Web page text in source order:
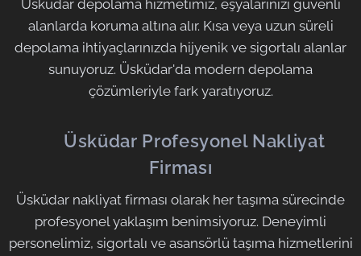
Üsküdar depolama hizmetimiz, eşyalarınızı güvenli
alanlarda koruma altına alır. Kısa veya uzun süreli
depolama ihtiyaçlarınızda hijyenik ve sigortalı alanlar
sunuyoruz. Üsküdar'da modern depolama
çözümleriyle fark yaratıyoruz.
Üsküdar Profesyonel Nakliyat
Firması
Üsküdar nakliyat firması olarak her taşıma sürecinde
profesyonel yaklaşım benimsiyoruz. Deneyimli
personelimiz, sigortalı ve asansörlü taşıma hizmetlerini